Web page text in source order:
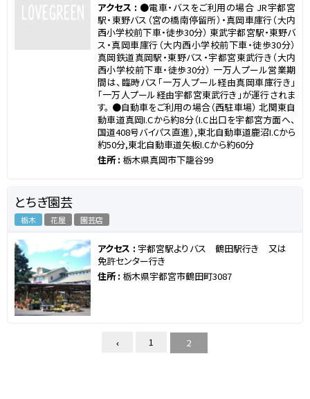
アクセス : ●電車・バスをご利用の場合 JR宇都宮
駅・東野バス（宮の橋南停留所）・真岡車庫行（大内
西小学校前下車・徒歩30分） 東武宇都宮駅・東野バ
ス・真岡車庫行（大内西小学校前下車・徒歩30分）
真岡鉄道真岡駅・東野バス・宇都宮東武行き（大内
西小学校前下車・徒歩30分） 一万人プール営業期
間は、臨時バス「一万人プール経由真岡車庫行き」
「一万人プール経由宇都宮東武行き」が運行されま
す。 ●自動車をご利用の場合（西駐車場） 北関東自
動車道真岡I.Cから約8分（I.C出口を宇都宮方面へ、
国道408号バイパス直進）,東北自動車道鹿沼I.Cから
約50分,東北自動車道矢板I.Cから約60分
住所 : 栃木県真岡市下籠谷99
とちぎ園芸
栃木 花屋 園芸店
アクセス : 宇都宮駅よりバス 鶴田駅行き 又は
免許センター行き
住所 : 栃木県宇都宮市鶴田町3087
1 2